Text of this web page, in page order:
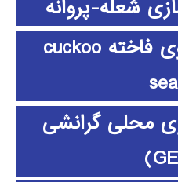
شعله-پروانه
الگوریتم جستجوی فاخته cuckoo
محلی گرانشی